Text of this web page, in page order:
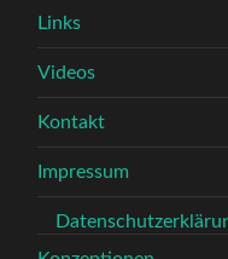
Links
Videos
Kontakt
Impressum